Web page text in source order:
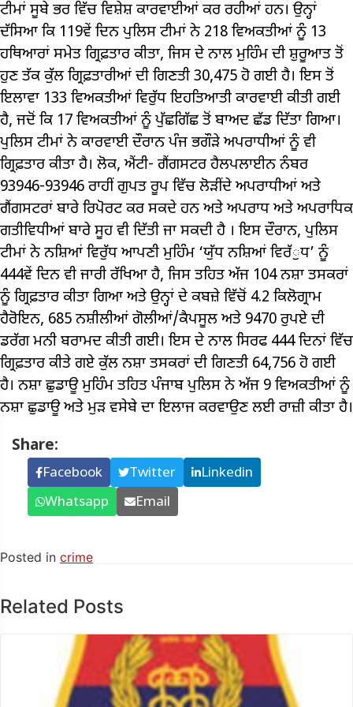
ਟੀਮਾਂ ਸੂਬੇ ਭਰ ਵਿੱਚ ਵਿਸ਼ੇਸ਼ ਕਾਰਵਾਈਆਂ ਕਰ ਰਹੀਆਂ ਹਨ। ਉਨ੍ਹਾਂ
ਦੱਸਿਆ ਕਿ 119ਵੇਂ ਦਿਨ ਪੁਲਿਸ ਟੀਮਾਂ ਨੇ 218 ਵਿਅਕਤੀਆਂ ਨੂੰ 13
ਹਥਿਆਰਾਂ ਸਮੇਤ ਗ੍ਰਿਫ਼ਤਾਰ ਕੀਤਾ, ਜਿਸ ਦੇ ਨਾਲ ਮੁਹਿੰਮ ਦੀ ਸ਼ੁਰੂਆਤ ਤੋਂ
ਹੁਣ ਤੱਕ ਕੁੱਲ ਗ੍ਰਿਫ਼ਤਾਰੀਆਂ ਦੀ ਗਿਣਤੀ 30,475 ਹੋ ਗਈ ਹੈ। ਇਸ ਤੋਂ
ਇਲਾਵਾ 133 ਵਿਅਕਤੀਆਂ ਵਿਰੁੱਧ ਇਹਤਿਆਤੀ ਕਾਰਵਾਈ ਕੀਤੀ ਗਈ
ਹੈ, ਜਦੋਂ ਕਿ 17 ਵਿਅਕਤੀਆਂ ਨੂੰ ਪੁੱਛਗਿੱਛ ਤੋਂ ਬਾਅਦ ਛੱਡ ਦਿੱਤਾ ਗਿਆ।
ਪੁਲਿਸ ਟੀਮਾਂ ਨੇ ਕਾਰਵਾਈ ਦੌਰਾਨ ਪੰਜ ਭਗੌੜੇ ਅਪਰਾਧੀਆਂ ਨੂੰ ਵੀ
ਗ੍ਰਿਫ਼ਤਾਰ ਕੀਤਾ ਹੈ। ਲੋਕ, ਐਂਟੀ- ਗੈਂਗਸਟਰ ਹੈਲਪਲਾਈਨ ਨੰਬਰ
93946-93946 ਰਾਹੀਂ ਗੁਪਤ ਰੂਪ ਵਿੱਚ ਲੋੜੀਂਦੇ ਅਪਰਾਧੀਆਂ ਅਤੇ
ਗੈਂਗਸਟਰਾਂ ਬਾਰੇ ਰਿਪੋਰਟ ਕਰ ਸਕਦੇ ਹਨ ਅਤੇ ਅਪਰਾਧ ਅਤੇ ਅਪਰਾਧਿਕ
ਗਤੀਵਿਧੀਆਂ ਬਾਰੇ ਸੂਹ ਵੀ ਦਿੱਤੀ ਜਾ ਸਕਦੀ ਹੈ । ਇਸ ਦੌਰਾਨ, ਪੁਲਿਸ
ਟੀਮਾਂ ਨੇ ਨਸ਼ਿਆਂ ਵਿਰੁੱਧ ਆਪਣੀ ਮੁਹਿੰਮ ‘ਯੁੱਧ ਨਸ਼ਿਆਂ ਵਿਰੱੁਧ’ ਨੂੰ
444ਵੇਂ ਦਿਨ ਵੀ ਜਾਰੀ ਰੱਖਿਆ ਹੈ, ਜਿਸ ਤਹਿਤ ਅੱਜ 104 ਨਸ਼ਾ ਤਸਕਰਾਂ
ਨੂੰ ਗ੍ਰਿਫ਼ਤਾਰ ਕੀਤਾ ਗਿਆ ਅਤੇ ਉਨ੍ਹਾਂ ਦੇ ਕਬਜ਼ੇ ਵਿੱਚੋਂ 4.2 ਕਿਲੋਗ੍ਰਾਮ
ਹੈਰੋਇਨ, 685 ਨਸ਼ੀਲੀਆਂ ਗੋਲੀਆਂ/ਕੈਪਸੂਲ ਅਤੇ 9470 ਰੁਪਏ ਦੀ
ਡਰੱਗ ਮਨੀ ਬਰਾਮਦ ਕੀਤੀ ਗਈ। ਇਸ ਦੇ ਨਾਲ ਸਿਰਫ 444 ਦਿਨਾਂ ਵਿੱਚ
ਗ੍ਰਿਫ਼ਤਾਰ ਕੀਤੇ ਗਏ ਕੁੱਲ ਨਸ਼ਾ ਤਸਕਰਾਂ ਦੀ ਗਿਣਤੀ 64,756 ਹੋ ਗਈ
ਹੈ। ਨਸ਼ਾ ਛੁਡਾਊ ਮੁਹਿੰਮ ਤਹਿਤ ਪੰਜਾਬ ਪੁਲਿਸ ਨੇ ਅੱਜ 9 ਵਿਅਕਤੀਆਂ ਨੂੰ
ਨਸ਼ਾ ਛੁਡਾਊ ਅਤੇ ਮੁੜ ਵਸੇਬੇ ਦਾ ਇਲਾਜ ਕਰਵਾਉਣ ਲਈ ਰਾਜ਼ੀ ਕੀਤਾ ਹੈ।
Share:
Facebook Twitter
Linkedin
Whatsapp
Email
Posted in crime
Related Posts